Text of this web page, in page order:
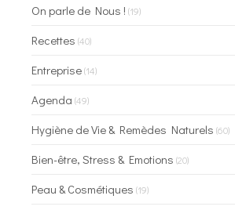
On parle de Nous ! (19)
Recettes (40)
Entreprise(14)
Agenda (49)
Hygiène de Vie & Remèdes Naturels (60)
Bien-être, Stress & Emotions (20)
Peau & Cosmétiques (19)